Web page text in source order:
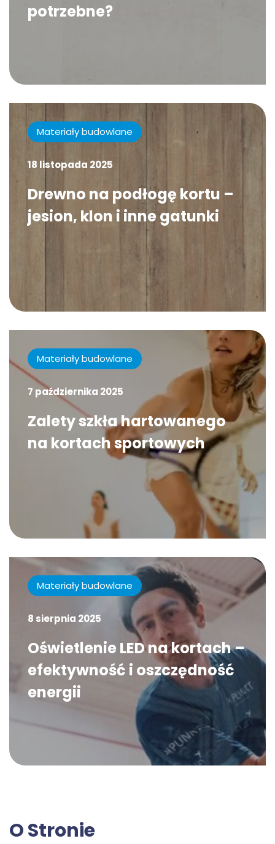
potrzebne?
Materiały budowlane
18 listopada 2025
Drewno na podłogę kortu –
jesion, klon i inne gatunki
Materiały budowlane
7 października 2025
Zalety szkła hartowanego
na kortach sportowych
Materiały budowlane
8 sierpnia 2025
Oświetlenie LED na kortach –
efektywność i oszczędność
energii
O Stronie